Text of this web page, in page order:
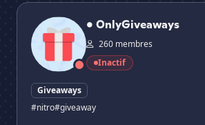
• OnlyGiveaways
• OnlyGiveaways
260 membres
Inactif
Giveaways
#nitro#giveaway